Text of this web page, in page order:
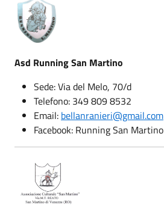
Asd Running San Martino
Sede: Via del Melo, 70/d
Telefono: 349 809 8532
Email: bellanranieri@gmail.com
Facebook: Running San Martino